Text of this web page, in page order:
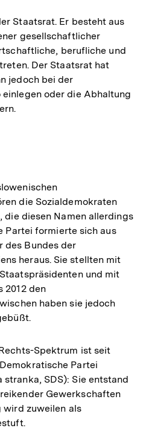
Staatsrat. Er besteht aus
gesellschaftlicher
berufliche und
Der Staatsrat hat
jedoch bei der
einlegen oder die Abhaltung
die Sozialdemokraten
die diesen Namen allerdings
Partei formierte sich aus
des Bundes der
heraus. Sie stellten mit
und mit
2012 den
haben sie jedoch
Spektrum ist seit
Partei
SDS): Sie entstand
Gewerkschaften
wird zuweilen als